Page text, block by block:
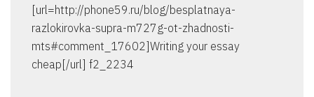
[url=http://phone59.ru/blog/besplatnaya-
razlokirovka-supra-m727g-ot-zhadnosti-
mts#comment_17602]Writing your essay
cheap[/url] f2_2234